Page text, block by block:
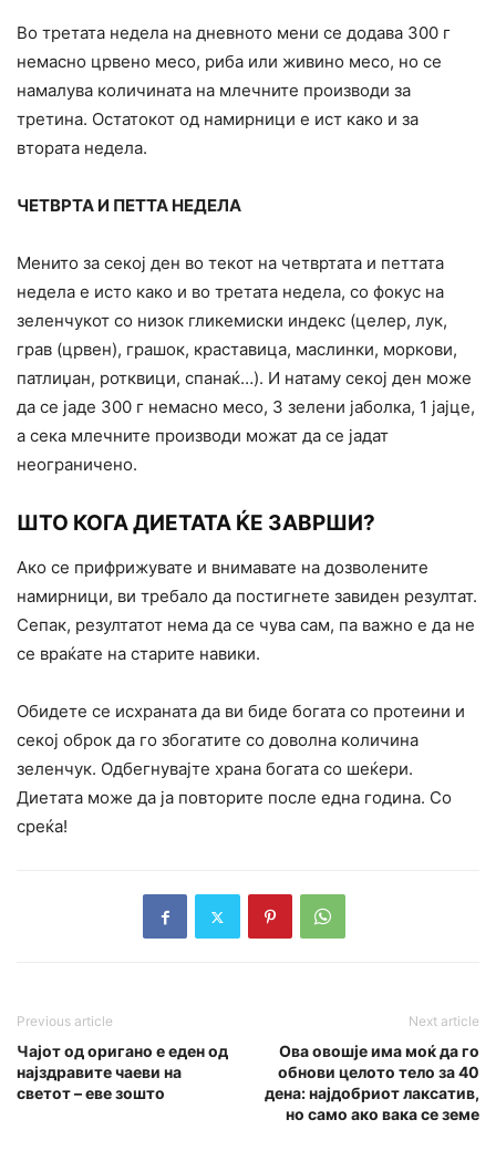
Во третата недела на дневното мени се додава 300 г
немасно црвено месо, риба или живино месо, но се
намалува количината на млечните производи за
третина. Остатокот од намирници е ист како и за
втората недела.
ЧЕТВРТА И ПЕТТА НЕДЕЛА
Менито за секој ден во текот на четвртата и петтата
недела е исто како и во третата недела, со фокус на
зеленчукот со низок гликемиски индекс (целер, лук,
грав (црвен), грашок, краставица, маслинки, моркови,
патлиџан, ротквици, спанаќ…). И натаму секој ден може
да се јаде 300 г немасно месо, 3 зелени јаболка, 1 јајце,
а сека млечните производи можат да се јадат
неограничено.
ШТО КОГА ДИЕТАТА ЌЕ ЗАВРШИ?
Ако се прифрижувате и внимавате на дозволените
намирници, ви требало да постигнете завиден резултат.
Сепак, резултатот нема да се чува сам, па важно е да не
се враќате на старите навики.
Обидете се исхраната да ви биде богата со протеини и
секој оброк да го збогатите со доволна количина
зеленчук. Одбегнувајте храна богата со шеќери.
Диетата може да ја повторите после една година. Со
среќа!
Previous article
Чајот од оригано е еден од
најздравите чаеви на
светот – еве зошто
Next article
Ова овошје има моќ да го
обнови целото тело за 40
дена: најдобриот лаксатив,
но само ако вака се земе